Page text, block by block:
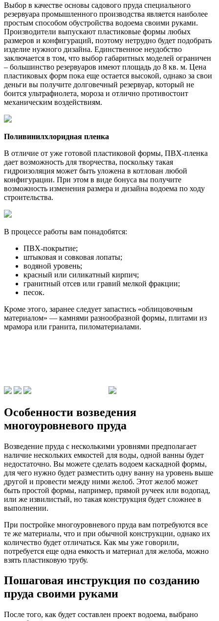
Выбор в качестве основы садового пруда специального
резервуара промышленного производства является наиболее
простым способом обустройства водоема своими руками.
Производители выпускают пластиковые формы любых
размеров и конфигураций, поэтому нетрудно будет подобрать
изделие нужного дизайна. Единственное неудобство
заключается в том, что выбор габаритных моделей ограничен
– большинство резервуаров имеют площадь до 8 кв. м. Цена
пластиковых форм пока еще остается высокой, однако за свои
деньги вы получите долговечный резервуар, который не
боится ультрафиолета, мороза и отлично противостоит
механическим воздействиям.
Поливинилхлоридная пленка
В отличие от уже готовой пластиковой формы, ПВХ-пленка
дает возможность для творчества, поскольку такая
гидроизоляция может быть уложена в котлован любой
конфигурации. При этом в виде бонуса вы получите
возможность изменения размера и дизайна водоема по ходу
строительства.
В процессе работы вам понадобятся:
ПВХ-покрытие;
штыковая и совковая лопаты;
водяной уровень;
красный или силикатный кирпич;
гранитный отсев или гравий мелкой фракции;
песок.
Кроме этого, заранее следует запастись «облицовочным
материалом» — камнями разнообразной формы, плитами из
мрамора или гранита, пиломатериалами.
Особенности возведения
многоуровневого пруда
Возведение пруда с несколькими уровнями предполагает
недостаточно. Вы можете сделать водоем каскадной формы,
для чего нужно будет разместить одну ванну на уровень выше
другой и провести между ними желоб. Этот желоб может
быть простой формы, например, прямой ручеек или водопад,
или же извилистый, но такая конструкция будет сложнее в
выполнении.
При постройке многоуровневого пруда вам потребуются все
количество будет отличаться. Как мы уже говорили,
потребуется еще одна емкость и материал для желоба, можно
взять пластиковую трубу.
Пошаговая инструкция по созданию
пруда своими руками
После того, как будет составлен проект водоема, выбрано
материалы, можно приступать к работе. Представленная нами